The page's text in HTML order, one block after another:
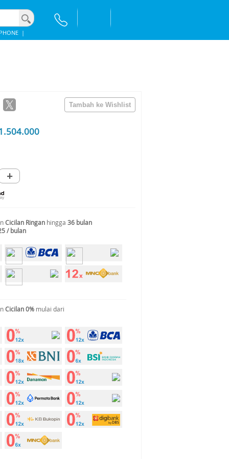
|
+
Cicilan Ringan hingga 36 bulan
/ bulan
Cicilan 0% mulai dari